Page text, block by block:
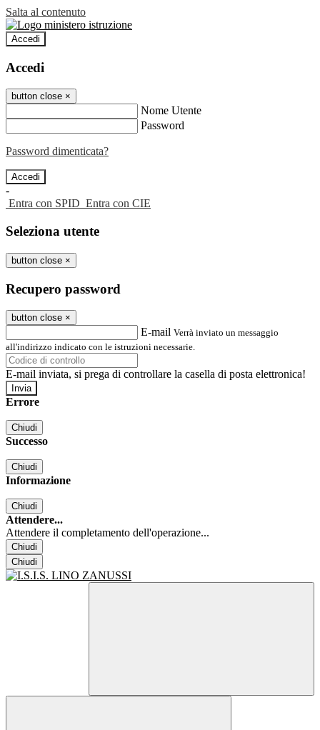
Salta al contenuto
Accedi
Accedi
button close ×
Nome Utente
Password
Password dimenticata?
-
Entra con SPID Entra con CIE
Seleziona utente
button close ×
Recupero password
button close ×
E-mail Verrà inviato un messaggio
all'indirizzo indicato con le istruzioni necessarie.
E-mail inviata, si prega di controllare la casella di posta elettronica!
Errore
Chiudi
Successo
Chiudi
Informazione
Chiudi
Attendere...
Attendere il completamento dell'operazione...
Chiudi
Chiudi